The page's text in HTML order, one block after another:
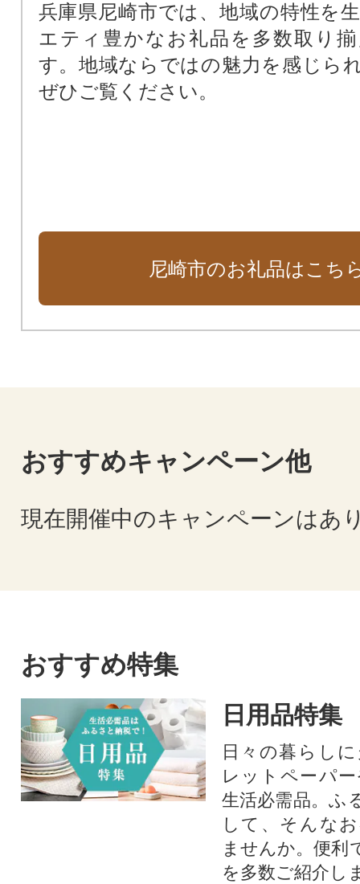
尼崎の歴史文化を次世代に受け継
化財保存活用基金）
阪神タイガースファーム施設周辺
田南公園周辺地域活性化基金）
兵庫県尼崎市では、地域の特性を
エティ豊かなお礼品を多数取り
す。地域ならではの魅力を感じら
ぜひご覧ください。
尼崎市のお礼品はこち
おすすめキャンペーン他
現在開催中のキャンペーンはあ
おすすめ特集
日用品特集
日々の暮らし
レットペーパ
生活必需品。ふ
して、そんな
ませんか。便利
を多数ご紹介し